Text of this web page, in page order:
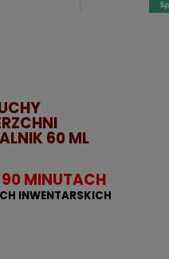
60 ML
90 MINUTACH
INWENTARSKICH